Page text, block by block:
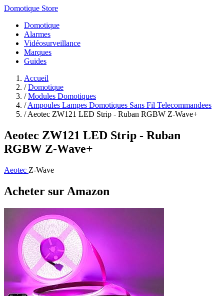
Domotique Store
Domotique
Alarmes
Vidéosurveillance
Marques
Guides
Accueil
/ Domotique
/ Modules Domotiques
/ Ampoules Lampes Domotiques Sans Fil Telecommandees
/ Aeotec ZW121 LED Strip - Ruban RGBW Z-Wave+
Aeotec ZW121 LED Strip - Ruban
RGBW Z-Wave+
Aeotec Z-Wave
Acheter sur Amazon